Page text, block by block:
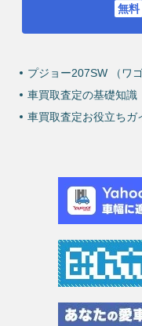
プジョー207SW （ワ
車買取査定の基礎知識
車買取査定お役立ちガ